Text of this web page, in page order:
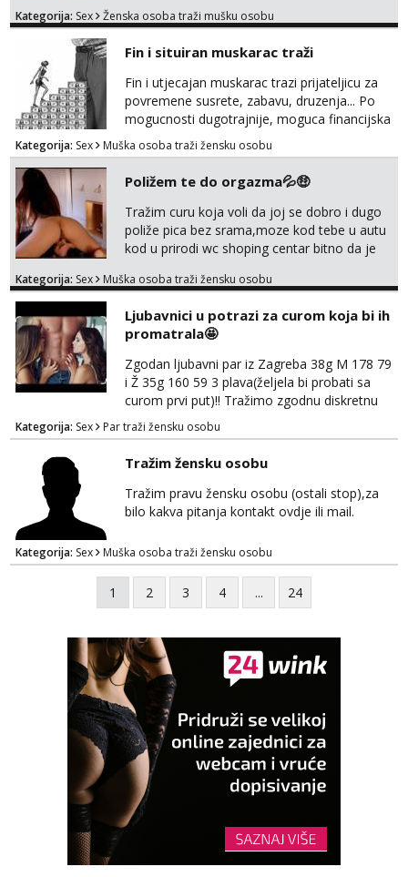
na sexdater link i javi mi se tamo....
Kategorija: Sex Ženska osoba traži mušku osobu
Fin i situiran muskarac traži
Fin i utjecajan muskarac trazi prijateljicu za
povremene susrete, zabavu, druzenja... Po
mogucnosti dugotrajnije, moguca financijska
potpora!
Kategorija: Sex Muška osoba traži žensku osobu
Poližem te do orgazma💦🤑
Tražim curu koja voli da joj se dobro i dugo
poliže pica bez srama,moze kod tebe u autu
kod u prirodi wc shoping centar bitno da je
jer nisam solo. Zgodan sam i diskretan,sliku
za brz dogovor Kontakt 0958759047
Kategorija: Sex Muška osoba traži žensku osobu
Ljubavnici u potrazi za curom koja bi ih
promatrala🤩
Zgodan ljubavni par iz Zagreba 38g M 178 79
i Ž 35g 160 59 3 plava(željela bi probati sa
curom prvi put)!! Tražimo zgodnu diskretnu
curu koja bi nas promatrala dok imamo
žestok odnos. Može se pridruziti ali i ne
mora.Bitno da uzivamo diskretno anonimno
bez upoznavanja puno.Sliku mozemo
razmjeniti,ali najbolje uzivo se upoznati. Na
goo smo do 15.8 poslije tog mozemo se
Kategorija: Sex Par traži žensku osobu
Tražim žensku osobu
Tražim pravu žensku osobu (ostali stop),za
bilo kakva pitanja kontakt ovdje ili mail.
Kategorija: Sex Muška osoba traži žensku osobu
1 2 3 4 ... 24